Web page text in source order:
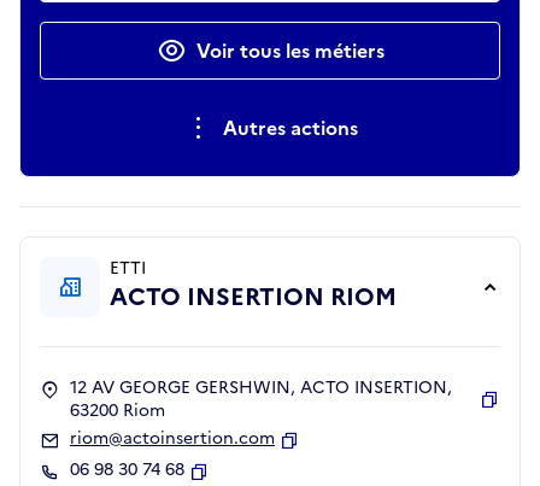
Voir tous les métiers
Autres actions
ETTI
ACTO INSERTION RIOM
12 AV GEORGE GERSHWIN, ACTO INSERTION,
63200 Riom
riom@actoinsertion.com
06 98 30 74 68